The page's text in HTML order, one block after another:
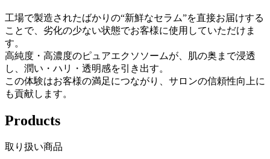
工場で製造されたばかりの“新鮮なセラム”を直接お届けする
ことで、劣化の少ない状態でお客様に使用していただけま
す。
高純度・高濃度のピュアエクソソームが、肌の奥まで浸透
し、潤い・ハリ・透明感を引き出す。
この体験はお客様の満足につながり、サロンの信頼性向上に
も貢献します。
Products
取り扱い商品